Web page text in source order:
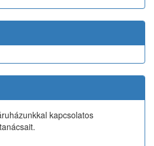
kapcsolatos